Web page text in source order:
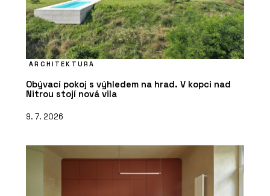
ARCHITEKTURA
Obývací pokoj s výhledem na hrad. V kopci nad
Nitrou stojí nová vila
9. 7. 2026